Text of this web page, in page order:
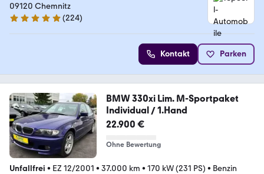
09120 Chemnitz
4.9 Sterne
(224)
Kontakt Parken
BMW 330xi Lim. M-Sportpaket
Individual / 1.Hand
22.900 €
Ohne Bewertung
Unfallfrei • EZ 12/2001 • 37.000 km • 170 kW (231 PS) • Benzin